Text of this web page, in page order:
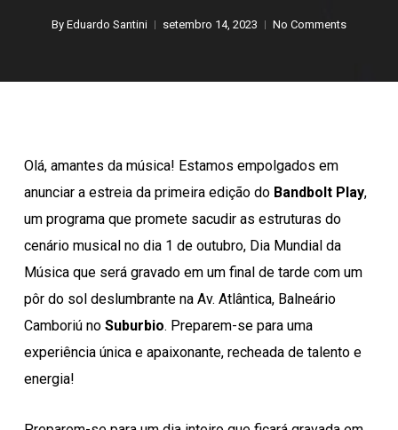
By Eduardo Santini setembro 14, 2023 No Comments
Olá, amantes da música! Estamos empolgados em
anunciar a estreia da primeira edição do Bandbolt Play,
um programa que promete sacudir as estruturas do
cenário musical no dia 1 de outubro, Dia Mundial da
Música que será gravado em um final de tarde com um
pôr do sol deslumbrante na Av. Atlântica, Balneário
Camboriú no Suburbio. Preparem-se para uma
experiência única e apaixonante, recheada de talento e
energia!